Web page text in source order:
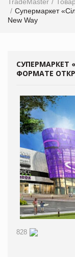
Супермаркет
New Way
СУПЕРМАРКЕТ
ФОРМАТЕ
828